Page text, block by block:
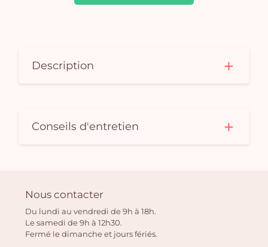
Description
Conseils d'entretien
Nous contacter
Du lundi au vendredi de 9h à 18h.
Le samedi de 9h à 12h30.
Fermé le dimanche et jours fériés.